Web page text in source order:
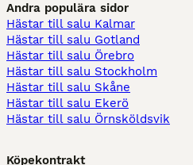
Andra populära sidor
Hästar till salu Kalmar
Hästar till salu Gotland
Hästar till salu Örebro
Hästar till salu Stockholm
Hästar till salu Skåne
Hästar till salu Ekerö
Hästar till salu Örnsköldsvik
Köpekontrakt